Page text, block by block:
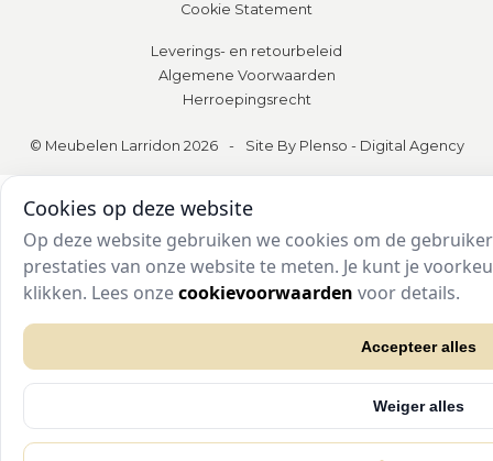
Cookie Statement
Leverings- en retourbeleid
Algemene Voorwaarden
Herroepingsrecht
© Meubelen Larridon 2026 - Site By Plenso - Digital Agency
Cookies op deze website
Op deze website gebruiken we cookies om de
prestaties van onze website te meten. Je kunt je
klikken. Lees onzecookievoorwaarden voor details.
Accepteer alles
Weiger alles